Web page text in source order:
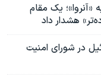
یک مقام
هشدار داد
در شورای امنیت